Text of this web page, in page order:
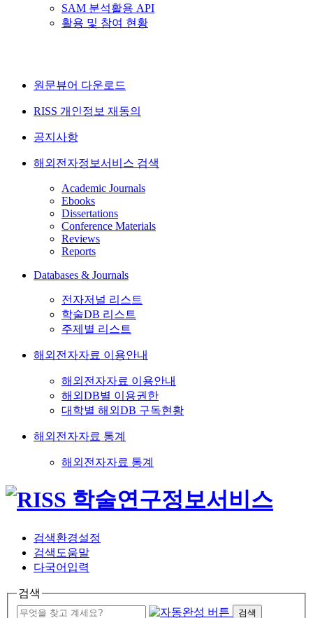
SAM 분석활용 API
활용 및 참여 현황
원문뷰어 다운로드
RISS 개인정보 재동의
공지사항
해외전자정보서비스 검색
Academic Journals
Ebooks
Dissertations
Conference Materials
Reviews
Reports
Databases & Journals
전자저널 리스트
학술DB 리스트
주제별 리스트
해외전자자료 이용안내
해외전자자료 이용안내
해외DB별 이용권한
대학별 해외DB 구독현황
해외전자자료 통계
해외전자자료 통계
검색환경설정
검색도움말
다국어입력
검색
검색